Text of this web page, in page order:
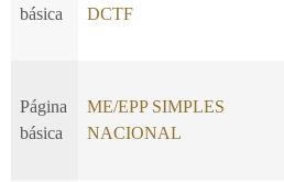
básica DCTF
Página
básica
ME/EPP SIMPLES
NACIONAL